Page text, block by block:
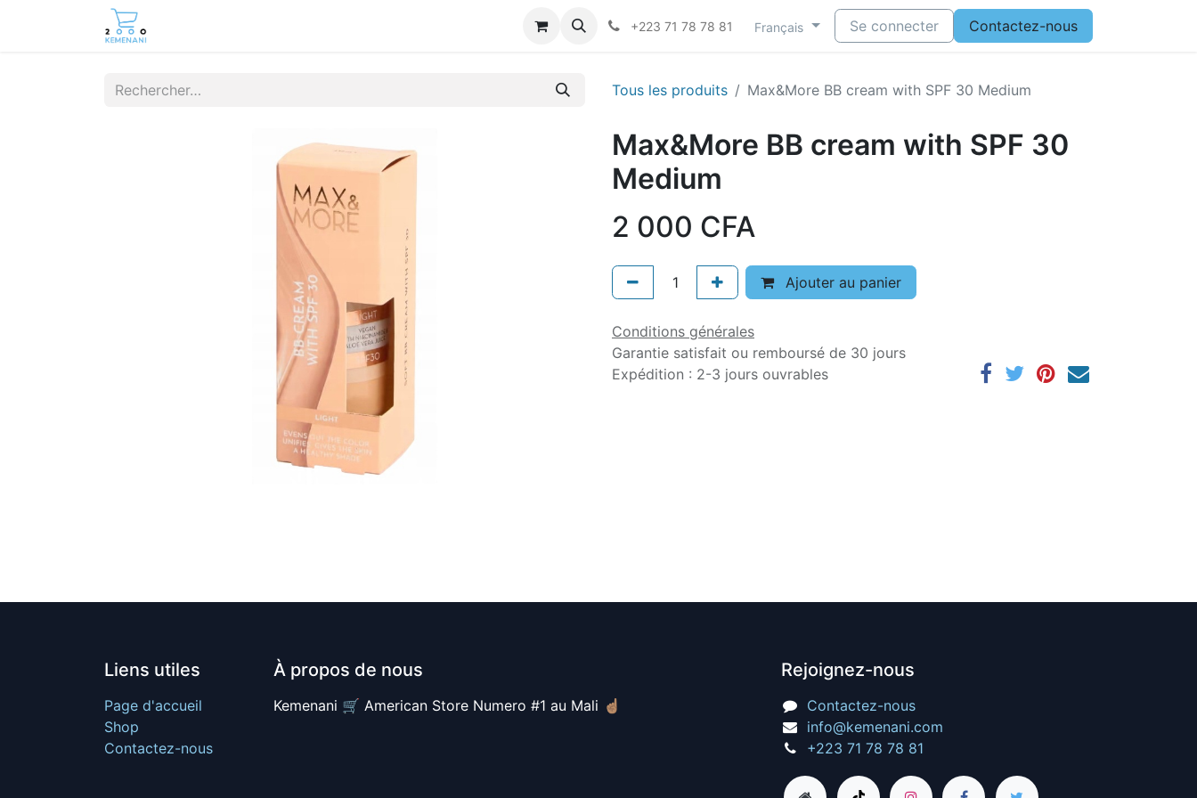
+223 71 78 78 81 Français Se connecter Contactez-nous
Tous les produits Max&More BB cream with SPF 30 Medium
Max&More BB cream with SPF 30
Medium
2 000 CFA
Ajouter au panier
Conditions générales
Garantie satisfait ou remboursé de 30 jours
Expédition : 2-3 jours ouvrables
Liens utiles
Page d'accueil
Shop
Contactez-nous
À propos de nous
Kemenani 🛒 American Store Numero #1 au Mali ☝🏽
Rejoignez-nous
Contactez-nous
info@kemenani.com
+223 71 78 78 81